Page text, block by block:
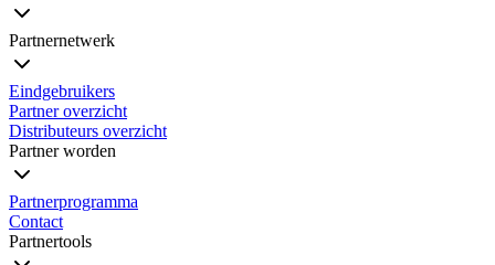
Partnernetwerk
Eindgebruikers
Partner overzicht
Distributeurs overzicht
Partner worden
Partnerprogramma
Contact
Partnertools